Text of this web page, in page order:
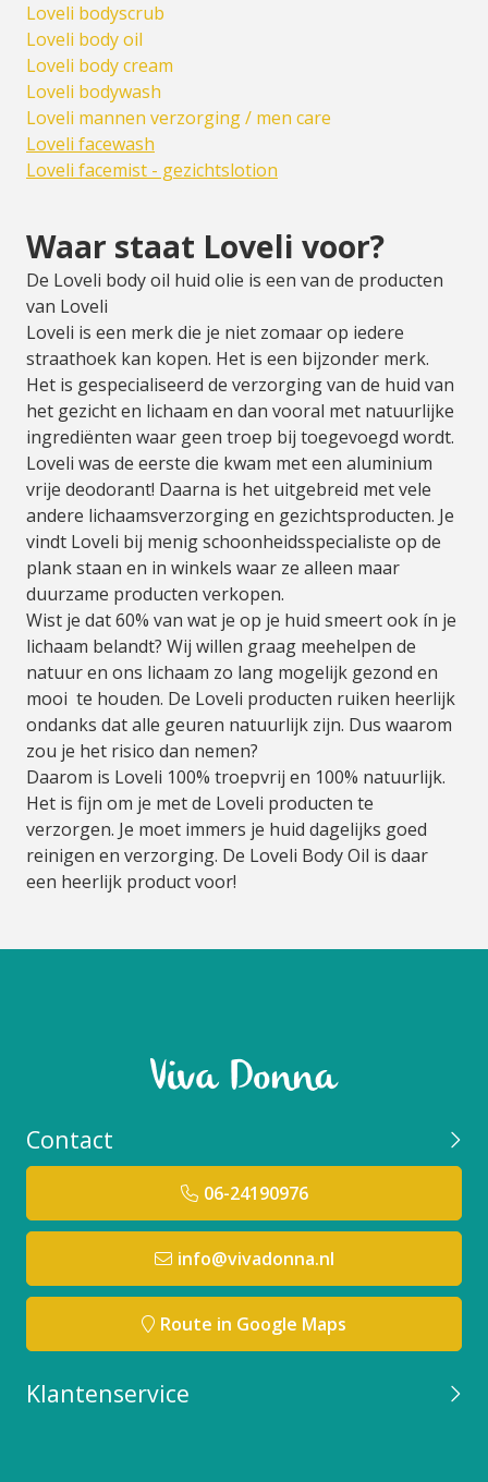
Loveli bodyscrub
Loveli body oil
Loveli body cream
Loveli bodywash
Loveli mannen verzorging / men care
Loveli facewash
Loveli facemist - gezichtslotion
Waar staat Loveli voor?
De Loveli body oil huid olie is een van de producten
van Loveli
Loveli is een merk die je niet zomaar op iedere
straathoek kan kopen. Het is een bijzonder merk.
Het is gespecialiseerd de verzorging van de huid van
het gezicht en lichaam en dan vooral met natuurlijke
ingrediënten waar geen troep bij toegevoegd wordt.
Loveli was de eerste die kwam met een aluminium
vrije deodorant! Daarna is het uitgebreid met vele
andere lichaamsverzorging en gezichtsproducten. Je
vindt Loveli bij menig schoonheidsspecialiste op de
plank staan en in winkels waar ze alleen maar
duurzame producten verkopen.
Wist je dat 60% van wat je op je huid smeert ook ín je
lichaam belandt? Wij willen graag meehelpen de
natuur en ons lichaam zo lang mogelijk gezond en
mooi te houden. De Loveli producten ruiken heerlijk
ondanks dat alle geuren natuurlijk zijn. Dus waarom
zou je het risico dan nemen?
Daarom is Loveli 100% troepvrij en 100% natuurlijk.
Het is fijn om je met de Loveli producten te
verzorgen. Je moet immers je huid dagelijks goed
reinigen en verzorging. De Loveli Body Oil is daar
een heerlijk product voor!
Contact
06-24190976
info@vivadonna.nl
Route in Google Maps
Klantenservice